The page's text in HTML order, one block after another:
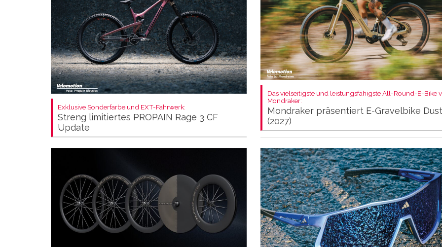
Exklusive Sonderfarbe und EXT-Fahrwerk:
Streng limitiertes PROPAIN Rage 3 CF
Update
Das vielseitigste und leistungsfähigste All-Round-E-Bike
Mondraker:
Mondraker präsentiert E-Gravelbike
(2027)